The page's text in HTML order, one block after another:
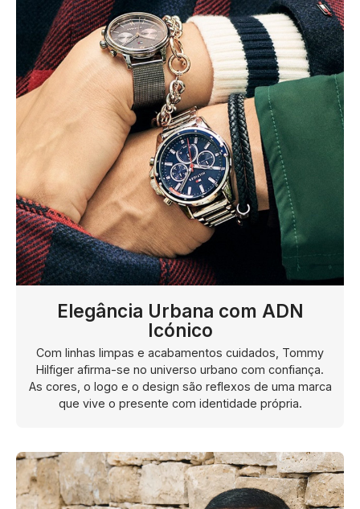
SWATCH
TAG HEUER
TECHNOMARINE
TISSOT
TOMMY HILFIGER
TUDOR
UNIKE
WOLF
Elegância Urbana com ADN
Icónico
Com linhas limpas e acabamentos cuidados, Tommy
Hilfiger afirma-se no universo urbano com confiança.
As cores, o logo e o design são reflexos de uma marca
que vive o presente com identidade própria.